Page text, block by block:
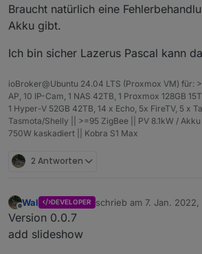
Braucht natürlich eine
Akku gibt.
Ich bin sicher Lazerus Pascal kann
ioBroker@Ubuntu 24.04 LTS (Proxmox VM) für:
AP, 10 IP-Cam, 1 NAS 42TB, 1 Proxmox 128GB
1 Hyper-V 52GB 42TB, 14 x Echo, 5x FireTV, 5 x
Tasmota/Shelly || >=95 ZigBee || PV 8.1kW /
750W kaskadiert || Kobra S1 Max
2 Antworten
Offline
Wal DEVELOPER schrieb am 7. Jan. 2022,
zuletzt editiert von
Version 0.0.7
add slideshow